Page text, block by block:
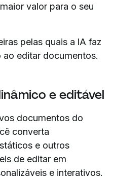
valor para o seu
pelas quais a IA faz
editar documentos.
e editável
documentos do
converta
e outros
de editar em
​​e interativos.